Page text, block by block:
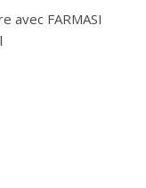
avec FARMASI